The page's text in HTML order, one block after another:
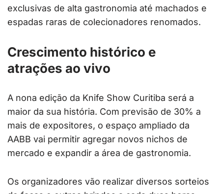
exclusivas de alta gastronomia até machados e
espadas raras de colecionadores renomados.
Crescimento histórico e
atrações ao vivo
A nona edição da Knife Show Curitiba será a
maior da sua história. Com previsão de 30% a
mais de expositores, o espaço ampliado da
AABB vai permitir agregar novos nichos de
mercado e expandir a área de gastronomia.
Os organizadores vão realizar diversos sorteios